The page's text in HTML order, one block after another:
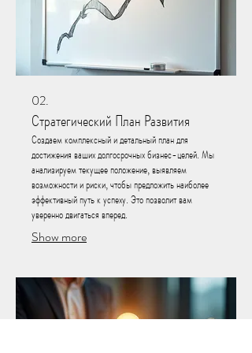
02.
Стратегический План Развития
Создаем комплексный и детальный план для
достижения ваших долгосрочных бизнес-целей. Мы
анализируем текущее положение, выявляем
возможности и риски, чтобы предложить наиболее
эффективный путь к успеху. Это позволит вам
уверенно двигаться вперед.
Show more